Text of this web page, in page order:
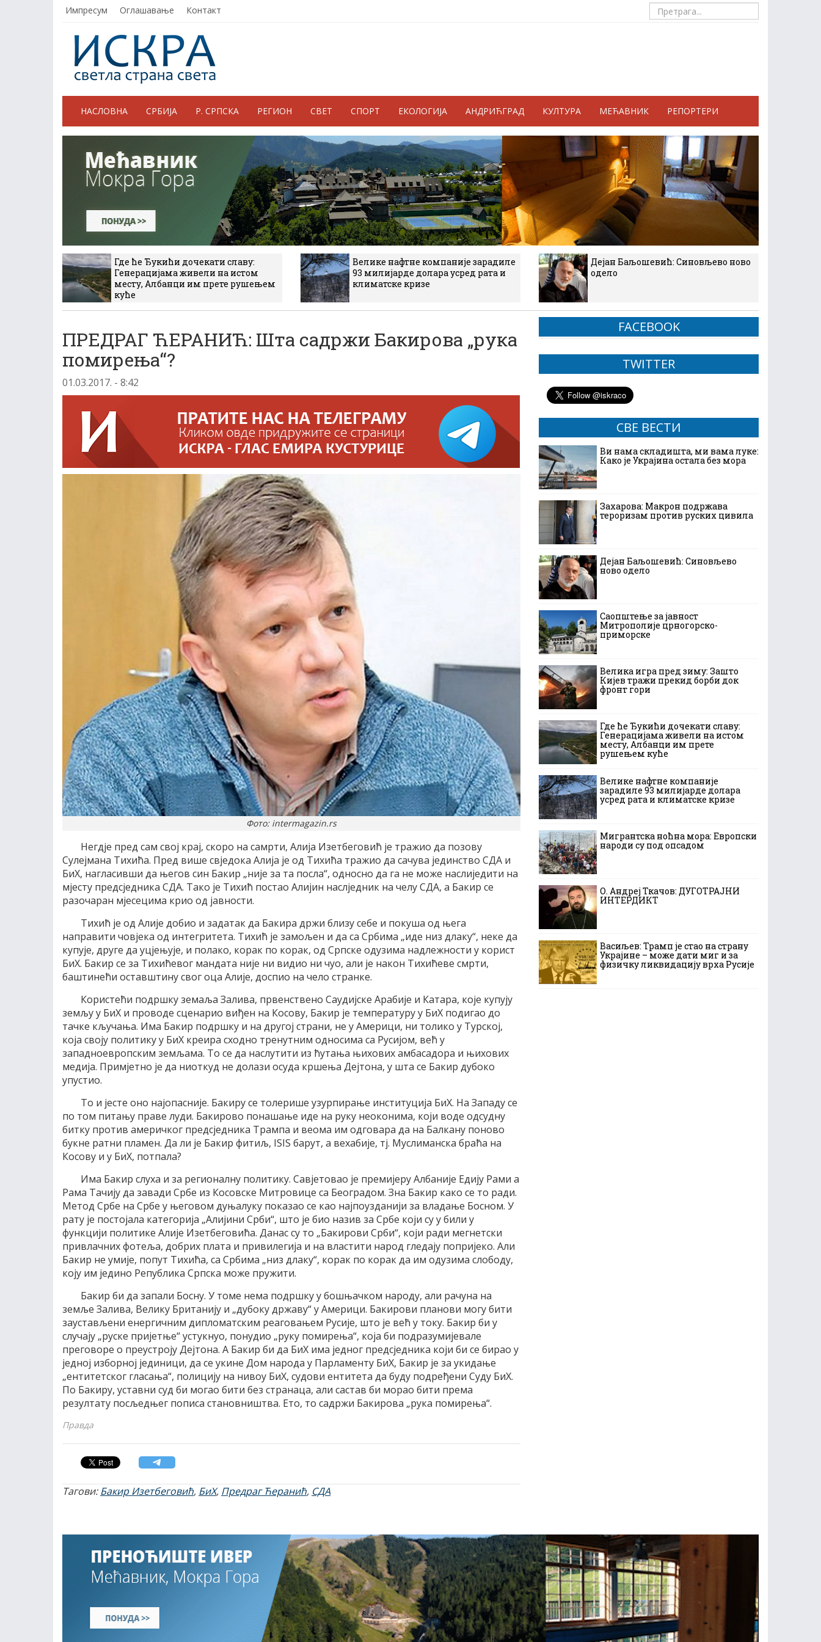
Импресум Оглашавање Контакт
НАСЛОВНА СРБИЈА Р. СРПСКА РЕГИОН СВЕТ СПОРТ ЕКОЛОГИЈА АНДРИЋГРАД КУЛТУРА МЕЋАВНИК РЕПОРТЕРИ
Где ће Ђукићи дочекати славу:
Генерацијама живели на истом
месту, Албанци им прете рушењем
куће
Велике нафтне компаније зарадиле
93 милијарде долара усред рата и
климатске кризе
Дејан Баљошевић: Синовљево ново
одело
ПРЕДРАГ ЋЕРАНИЋ: Шта садржи Бакирова „рука
помирења“?
01.03.2017. - 8:42
Фото: intermagazin.rs
Негдје пред сам свој крај, скоро на самрти, Алија Изетбеговић је тражио да позову
Сулејмана Тихића. Пред више свједока Алија је од Тихића тражио да сачува јединство СДА и
БиХ, нагласивши да његов син Бакир „није за та посла“, односно да га не може наслиједити на
мјесту предсједника СДА. Тако је Тихић постао Алијин наслједник на челу СДА, а Бакир се
разочаран мјесецима крио од јавности.
Тихић је од Алије добио и задатак да Бакира држи близу себе и покуша од њега
направити човјека од интегритета. Тихић је замољен и да са Србима „иде низ длаку“, неке да
купује, друге да уцјењује, и полако, корак по корак, од Српске одузима надлежности у корист
БиХ. Бакир се за Тихићевог мандата није ни видио ни чуо, али је након Тихићеве смрти,
баштинећи оставштину свог оца Алије, доспио на чело странке.
Користећи подршку земаља Залива, првенствено Саудијске Арабије и Катара, које купују
земљу у БиХ и проводе сценарио виђен на Косову, Бакир је температуру у БиХ подигао до
тачке кључања. Има Бакир подршку и на другој страни, не у Америци, ни толико у Турској,
која своју политику у БиХ креира сходно тренутним односима са Русијом, већ у
западноевропским земљама. То се да наслутити из ћутања њихових амбасадора и њихових
медија. Примјетно је да ниоткуд не долази осуда кршења Дејтона, у шта се Бакир дубоко
упустио.
То и јесте оно најопасније. Бакиру се толерише узурпирање институција БиХ. На Западу се
по том питању праве луди. Бакирово понашање иде на руку неоконима, који воде одсудну
битку против америчког предсједника Трампа и веома им одговара да на Балкану поново
букне ратни пламен. Да ли је Бакир фитиљ, ISIS барут, а вехабије, тј. Муслиманска браћа на
Косову и у БиХ, потпала?
Има Бакир слуха и за регионалну политику. Савјетовао је премијеру Албаније Едију Рами а
Рама Тачију да завади Србе из Косовске Митровице са Београдом. Зна Бакир како се то ради.
Метод Србе на Србе у његовом дуњалуку показао се као најпоузданији за владање Босном. У
рату је постојала категорија „Алијини Срби“, што је био назив за Србе који су у били у
функцији политике Алије Изетбеговића. Данас су то „Бакирови Срби“, који ради мегнетски
привлачних фотеља, добрих плата и привилегија и на властити народ гледају попријеко. Али
Бакир не умије, попут Тихића, са Србима „низ длаку“, корак по корак да им одузима слободу,
коју им једино Република Српска може пружити.
Бакир би да запали Босну. У томе нема подршку у бошњачком народу, али рачуна на
земље Залива, Велику Британију и „дубоку државу“ у Америци. Бакирови планови могу бити
заустављени енергичним дипломатским реаговањем Русије, што је већ у току. Бакир би у
случају „руске пријетње“ устукнуо, понудио „руку помирења“, која би подразумијевале
преговоре о преустроју Дејтона. А Бакир би да БиХ има једног предсједника који би се бирао у
једној изборној јединици, да се укине Дом народа у Парламенту БиХ, Бакир је за укидање
„ентитетског гласања“, полицију на нивоу БиХ, судови ентитета да буду подређени Суду БиХ.
По Бакиру, уставни суд би могао бити без странаца, али састав би морао бити према
резултату посљедњег пописа становништва. Ето, то садржи Бакирова „рука помирења“.
Правда
Тагови:Бакир Изетбеговић, БиХ, Предраг Ћеранић, СДА
FACEBOOK
TWITTER
СВЕ ВЕСТИ
Ви нама складишта, ми вама луке:
Како је Украјина остала без мора
Захарова: Макрон подржава
тероризам против руских цивила
Дејан Баљошевић: Синовљево
ново одело
Саопштење за јавност
Митрополије црногорско-
приморске
Велика игра пред зиму: Зашто
Кијев тражи прекид борби док
фронт гори
Где ће Ђукићи дочекати славу:
Генерацијама живели на истом
месту, Албанци им прете
рушењем куће
Велике нафтне компаније
зарадиле 93 милијарде долара
усред рата и климатске кризе
Мигрантска ноћна мора: Европски
народи су под опсадом
О. Андреј Ткачов: ДУГОТРАЈНИ
ИНТЕРДИКТ
Васиљев: Трамп је стао на страну
Украјине – може дати миг и за
физичку ликвидацију врха Русије